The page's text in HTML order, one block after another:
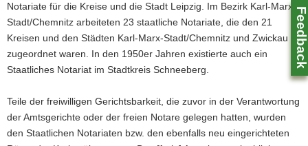
g
i
n
Notariate für die Kreise und die Stadt Leipzig. Im Bezirk Karl-Marx-
Stadt/Chemnitz arbeiteten 23 staatliche Notariate, die den 21
Kreisen und den Städten Karl-Marx-Stadt/Chemnitz und Zwickau
zugeordnet waren. In den 1950er Jahren existierte auch ein
Staatliches Notariat im Stadtkreis Schneeberg.
Teile der freiwilligen Gerichtsbarkeit, die zuvor in der Verantwortung
der Amtsgerichte oder der freien Notare gelegen hatten, wurden
den Staatlichen Notariaten bzw. den ebenfalls neu eingerichteten
Feedback